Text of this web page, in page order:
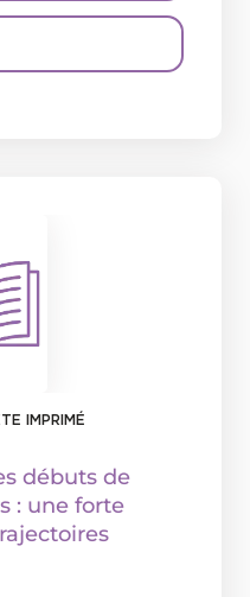
IMPRIMÉ
débuts de
: une forte